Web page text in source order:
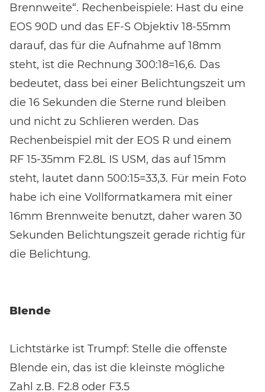
Brennweite“. Rechenbeispiele: Hast du eine
EOS 90D und das EF-S Objektiv 18-55mm
darauf, das für die Aufnahme auf 18mm
steht, ist die Rechnung 300:18=16,6. Das
bedeutet, dass bei einer Belichtungszeit um
die 16 Sekunden die Sterne rund bleiben
und nicht zu Schlieren werden. Das
Rechenbeispiel mit der EOS R und einem
RF 15-35mm F2.8L IS USM, das auf 15mm
steht, lautet dann 500:15=33,3. Für mein Foto
habe ich eine Vollformatkamera mit einer
16mm Brennweite benutzt, daher waren 30
Sekunden Belichtungszeit gerade richtig für
die Belichtung.
Blende
Lichtstärke ist Trumpf: Stelle die offenste
Blende ein, das ist die kleinste mögliche
Zahl z.B. F2.8 oder F3.5